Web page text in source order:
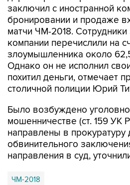
заключил с иностранной
бронировании и продаже
матчи ЧМ-2018.
компании перечислили на
злоумышленника около
Однако он не исполнил
похитил деньги, отмечает
столичной полиции Юрий
Было возбуждено
мошенничестве (ст. 159 УК
направлены в прокуратуру
обвинительного
направления в суд,
ЧМ-2018